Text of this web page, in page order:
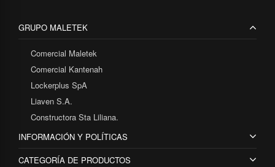
GRUPO MALETEK
Comercial Maletek
Comercial Kantenah
Lockerplus SpA
Liaven S.A.
Constructora Sta Liliana.
INFORMACIÓN Y POLÍTICAS
CATEGORÍA DE PRODUCTOS